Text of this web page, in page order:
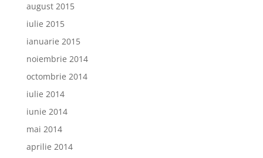
august 2015
iulie 2015
ianuarie 2015
noiembrie 2014
octombrie 2014
iulie 2014
iunie 2014
mai 2014
aprilie 2014